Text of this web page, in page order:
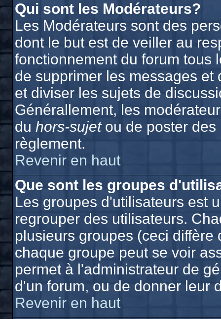
Qui sont les Modérateurs?
Les Modérateurs sont des
dont le but est de veiller au
fonctionnement du forum tous
de supprimer les messages
et diviser les sujets de
Générallement, les
du hors-sujetou de poster des
règlement.
Revenir en haut
Que sont les groupes
Les groupes d'utilisateurs est
regrouper des utilisateurs.
plusieurs groupes (ceci
chaque groupe peut se voir
permet à l'administrateur de
d'un forum, ou de donner leur
Revenir en haut